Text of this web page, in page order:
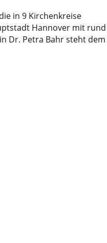
in 9 Kirchenkreise
Hannover mit rund
Dr. Petra Bahr steht dem